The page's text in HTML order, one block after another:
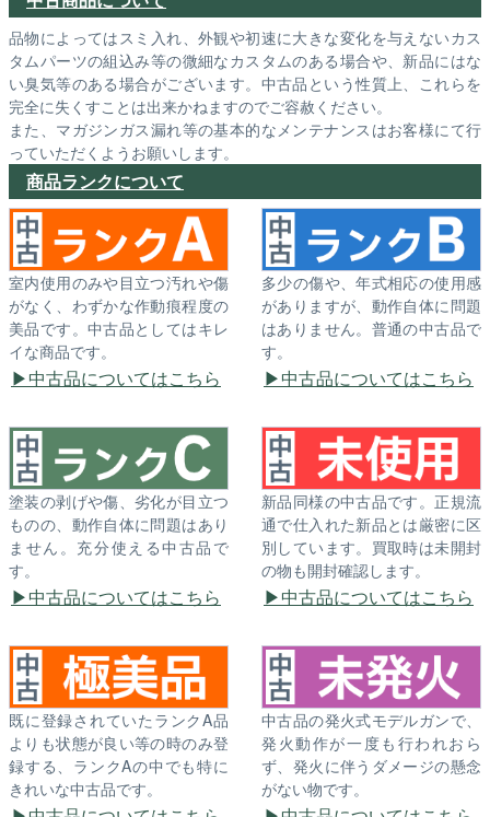
品物によってはスミ入れ、外観や初速に大きな変化を与えないカス
タムパーツの組込み等の微細なカスタムのある場合や、新品にはな
い臭気等のある場合がございます。中古品という性質上、これらを
完全に失くすことは出来かねますのでご容赦ください。
また、マガジンガス漏れ等の基本的なメンテナンスはお客様にて行
っていただくようお願いします。
商品ランクについて
室内使用のみや目立つ汚れや傷
がなく、わずかな作動痕程度の
美品です。中古品としてはキレ
イな商品です。
中古品についてはこちら
多少の傷や、年式相応の使用感
がありますが、動作自体に問題
はありません。普通の中古品で
す。
中古品についてはこちら
塗装の剥げや傷、劣化が目立つ
ものの、動作自体に問題はあり
ません。充分使える中古品で
す。
中古品についてはこちら
新品同様の中古品です。正規流
通で仕入れた新品とは厳密に区
別しています。買取時は未開封
の物も開封確認します。
中古品についてはこちら
既に登録されていたランクA品
よりも状態が良い等の時のみ登
録する、ランクAの中でも特に
きれいな中古品です。
中古品の発火式モデルガンで、
発火動作が一度も行われおら
ず、発火に伴うダメージの懸念
がない物です。